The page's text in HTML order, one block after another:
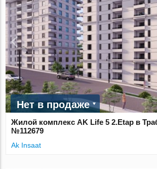
Нет в продаже
Жилой комплекс AK Life 5 2.Etap в
№112679
Ak Insaat